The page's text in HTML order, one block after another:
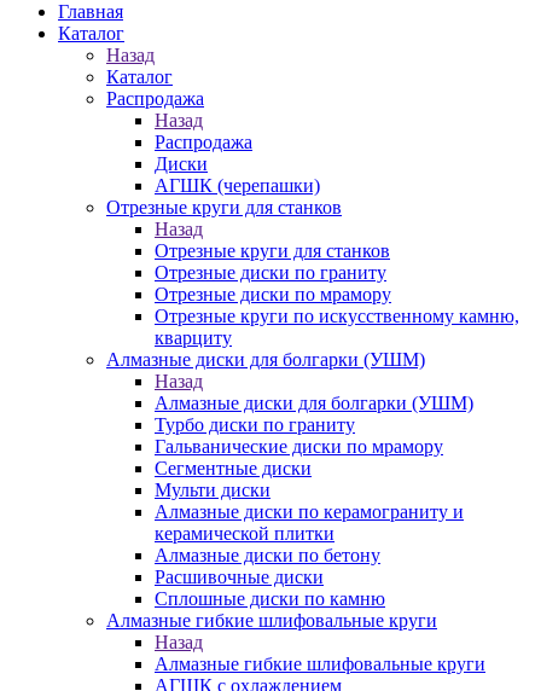
Главная
Каталог
Назад
Каталог
Распродажа
Назад
Распродажа
Диски
АГШК (черепашки)
Отрезные круги для станков
Назад
Отрезные круги для станков
Отрезные диски по граниту
Отрезные диски по мрамору
Отрезные круги по искусственному камню,
кварциту
Алмазные диски для болгарки (УШМ)
Назад
Алмазные диски для болгарки (УШМ)
Турбо диски по граниту
Гальванические диски по мрамору
Сегментные диски
Мульти диски
Алмазные диски по керамограниту и
керамической плитки
Алмазные диски по бетону
Расшивочные диски
Сплошные диски по камню
Алмазные гибкие шлифовальные круги
Назад
Алмазные гибкие шлифовальные круги
АГШК с охлаждением